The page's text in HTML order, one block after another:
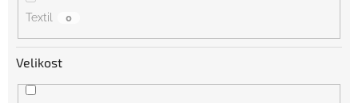
Textil 0
Velikost